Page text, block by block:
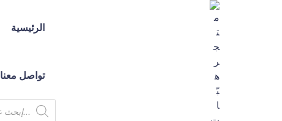
الرئيسية
تواصل معنا